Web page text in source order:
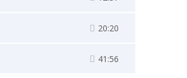
20:20
41:56